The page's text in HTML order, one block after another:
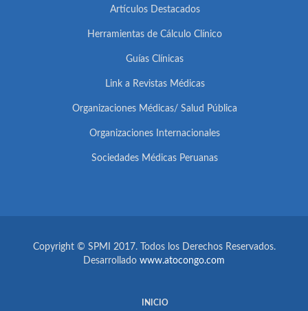
Artículos Destacados
Herramientas de Cálculo Clínico
Guías Clínicas
Link a Revistas Médicas
Organizaciones Médicas/ Salud Pública
Organizaciones Internacionales
Sociedades Médicas Peruanas
Copyright © SPMI 2017. Todos los Derechos Reservados.
Desarrollado www.atocongo.com
INICIO